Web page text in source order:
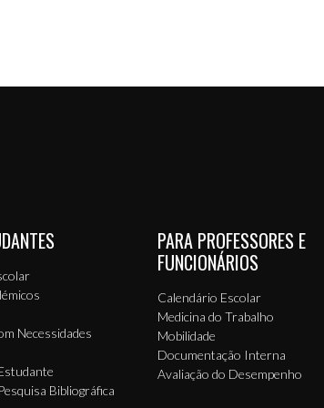
Necessidades
Bibliográfica
PARA PROFESSORES E
FUNCIONÁRIOS
Calendário Escolar
Medicina do Trabalho
Mobilidade
Documentação Interna
Avaliação do Desempenho